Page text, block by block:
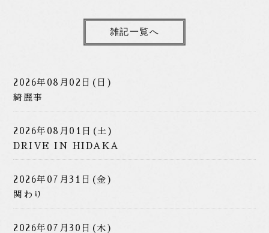
雑記一覧へ
2026年08月02日(日)
綺麗事
2026年08月01日(土)
DRIVE IN HIDAKA
2026年07月31日(金)
関わり
2026年07月30日(木)